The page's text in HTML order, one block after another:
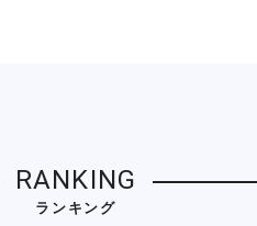
RANKING
ランキング